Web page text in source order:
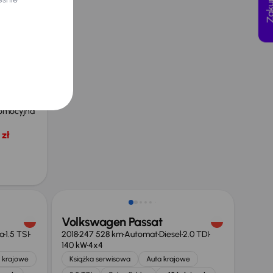
1.5 TSI
krajowe
Volkswagen Passat
2018247 528 kmAutomatDiesel2.0 TDI
140 kW4x4
Książka serwisowa
Auta krajowe